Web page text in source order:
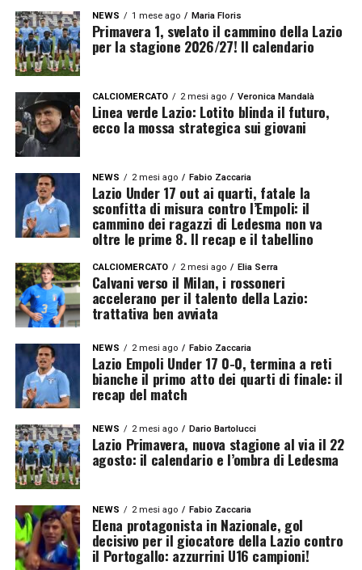
NEWS 1 mese ago Maria Floris
Primavera 1, svelato il cammino della Lazio
per la stagione 2026/27! Il calendario
CALCIOMERCATO 2 mesi ago Veronica Mandalà
Linea verde Lazio: Lotito blinda il futuro,
ecco la mossa strategica sui giovani
NEWS 2 mesi ago Fabio Zaccaria
Lazio Under 17 out ai quarti, fatale la
sconfitta di misura contro l’Empoli: il
cammino dei ragazzi di Ledesma non va
oltre le prime 8. Il recap e il tabellino
CALCIOMERCATO 2 mesi ago Elia Serra
Calvani verso il Milan, i rossoneri
accelerano per il talento della Lazio:
trattativa ben avviata
NEWS 2 mesi ago Fabio Zaccaria
Lazio Empoli Under 17 0-0, termina a reti
bianche il primo atto dei quarti di finale: il
recap del match
NEWS 2 mesi ago Dario Bartolucci
Lazio Primavera, nuova stagione al via il 22
agosto: il calendario e l’ombra di Ledesma
NEWS 2 mesi ago Fabio Zaccaria
Elena protagonista in Nazionale, gol
decisivo per il giocatore della Lazio contro
il Portogallo: azzurrini U16 campioni!